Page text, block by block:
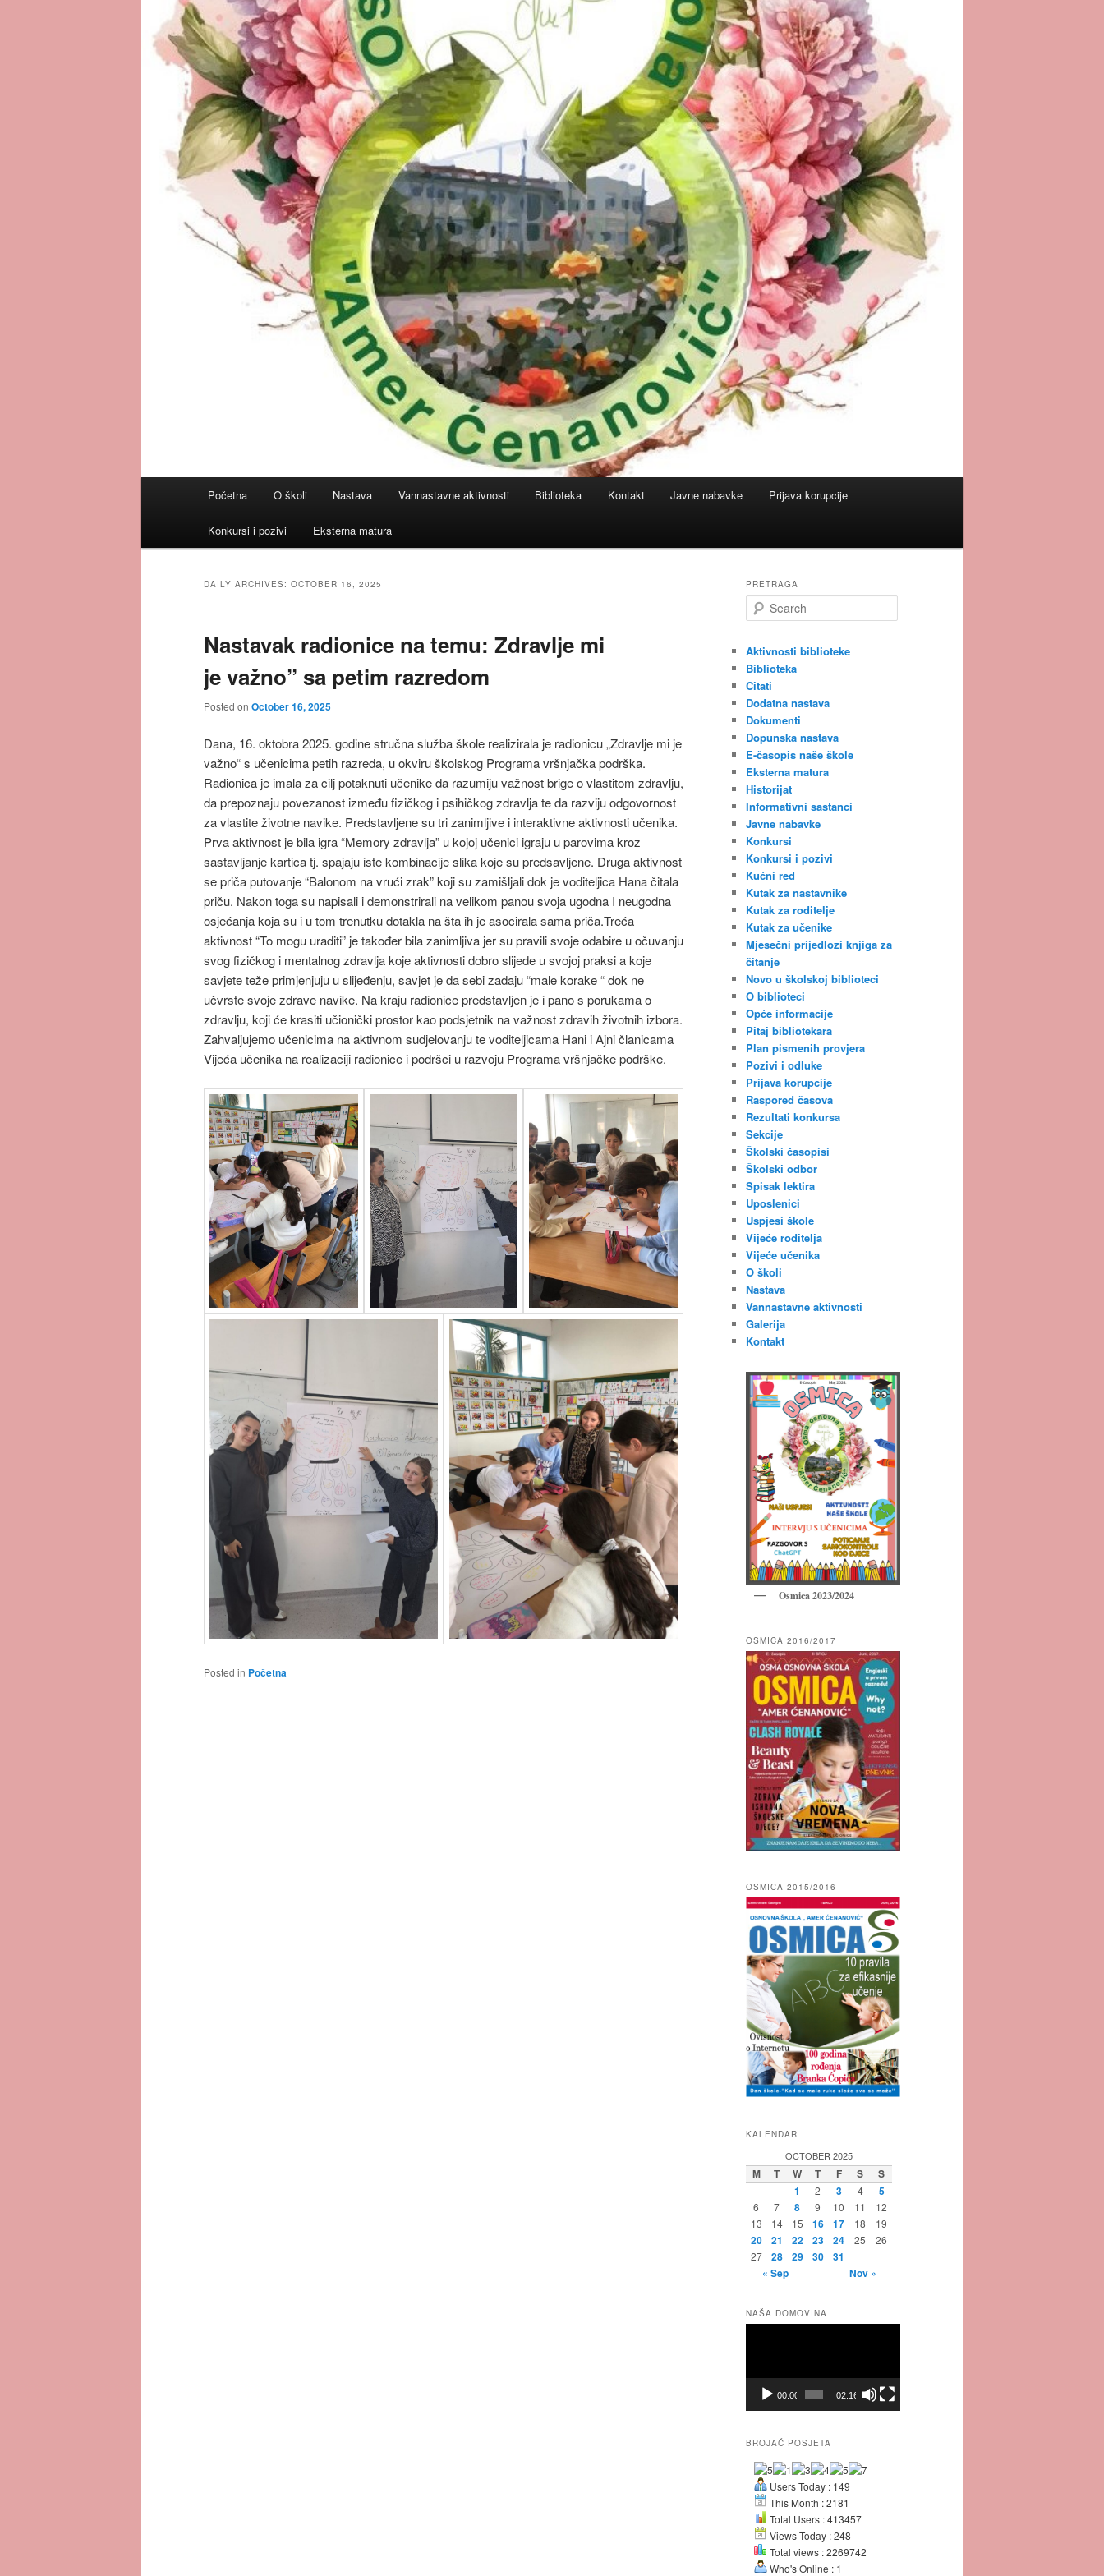
Početna O školi Nastava Vannastavne aktivnosti Biblioteka Kontakt Javne nabavke Prijava korupcije
Konkursi i pozivi Eksterna matura
DAILY ARCHIVES: OCTOBER 16, 2025
Nastavak radionice na temu: Zdravlje mi
je važno” sa petim razredom
Posted on October 16, 2025
Dana, 16. oktobra 2025. godine stručna služba škole realizirala je radionicu „Zdravlje mi je
važno“ s učenicima petih razreda, u okviru školskog Programa vršnjačka podrška.
Radionica je imala za cilj potaknuti učenike da razumiju važnost brige o vlastitom zdravlju,
da prepoznaju povezanost između fizičkog i psihičkog zdravlja te da razviju odgovornost
za vlastite životne navike. Predstavljene su tri zanimljive i interaktivne aktivnosti učenika.
Prva aktivnost je bila igra “Memory zdravlja” u kojoj učenici igraju u parovima kroz
sastavljanje kartica tj. spajaju iste kombinacije slika koje su predsavljene. Druga aktivnost
se priča putovanje “Balonom na vrući zrak” koji su zamišljali dok je voditeljica Hana čitala
priču. Nakon toga su napisali i demonstrirali na velikom panou svoja ugodna I neugodna
osjećanja koja su i u tom trenutku dotakla na šta ih je asocirala sama priča.Treća
aktivnost “To mogu uraditi” je također bila zanimljiva jer su pravili svoje odabire u očuvanju
svog fizičkog i mentalnog zdravlja koje aktivnosti dobro slijede u svojoj praksi a koje
savjete teže primjenjuju u slijeđenju, savjet je da sebi zadaju “male korake “ dok ne
učvrste svoje zdrave navike. Na kraju radionice predstavljen je i pano s porukama o
zdravlju, koji će krasiti učionički prostor kao podsjetnik na važnost zdravih životnih izbora.
Zahvaljujemo učenicima na aktivnom sudjelovanju te voditeljicama Hani i Ajni članicama
Vijeća učenika na realizaciji radionice i podršci u razvoju Programa vršnjačke podrške.
Posted in Početna
PRETRAGA
e
r
c
h
Aktivnosti biblioteke
Biblioteka
Citati
Dodatna nastava
Dokumenti
Dopunska nastava
E-časopis naše škole
Eksterna matura
Historijat
Informativni sastanci
Javne nabavke
Konkursi
Konkursi i pozivi
Kućni red
Kutak za nastavnike
Kutak za roditelje
Kutak za učenike
Mjesečni prijedlozi knjiga za
čitanje
Novo u školskoj biblioteci
O biblioteci
Opće informacije
Pitaj bibliotekara
Plan pismenih provjera
Pozivi i odluke
Prijava korupcije
Raspored časova
Rezultati konkursa
Sekcije
Školski časopisi
Školski odbor
Spisak lektira
Uposlenici
Uspjesi škole
Vijeće roditelja
Vijeće učenika
O školi
Nastava
Vannastavne aktivnosti
Galerija
Kontakt
Osmica 2023/2024
OSMICA 2016/2017
OSMICA 2015/2016
KALENDAR
OCTOBER 2025
M T W T F S
S
1
2 3 4 5
6 7 8 9 10 11
12
13
14 15 16 17 18 19
20 21 22 23 24 25
26
27
28 29 30
31
« Sep
Nov »
NAŠA DOMOVINA
00:00 02:16
BROJAČ POSJETA
Users Today : 149
This Month : 2181
Total Users : 413457
Views Today : 248
Total views : 2269742
Who's Online : 1